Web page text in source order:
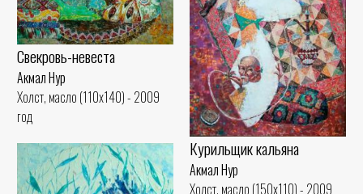
Курильщик кальяна
Акмал Нур
Холст, масло (150x110) - 2009
Свекровь-невеста
Акмал Нур
Холст, масло (110x140) - 2009
год